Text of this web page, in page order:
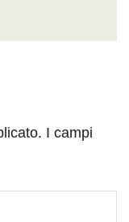
I campi